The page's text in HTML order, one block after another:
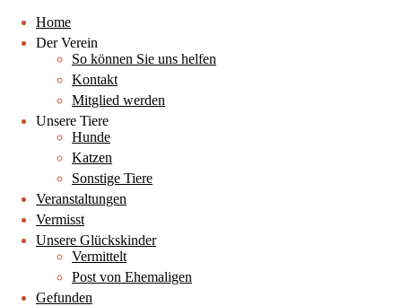
Home
Der Verein
So können Sie uns helfen
Kontakt
Mitglied werden
Unsere Tiere
Hunde
Katzen
Sonstige Tiere
Veranstaltungen
Vermisst
Unsere Glückskinder
Vermittelt
Post von Ehemaligen
Gefunden